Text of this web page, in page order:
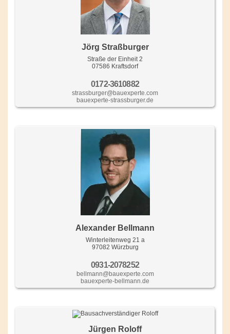
Jörg Straßburger
Straße der Einheit 2
07586 Kraftsdorf
0172-3610882
strassburger@bauexperte.com
bauexperte-strassburger.de
Alexander Bellmann
Winterleitenweg 21 a
97082 Würzburg
0931-2078252
bellmann@bauexperte.com
bauexperte-bellmann.de
Jürgen Roloff